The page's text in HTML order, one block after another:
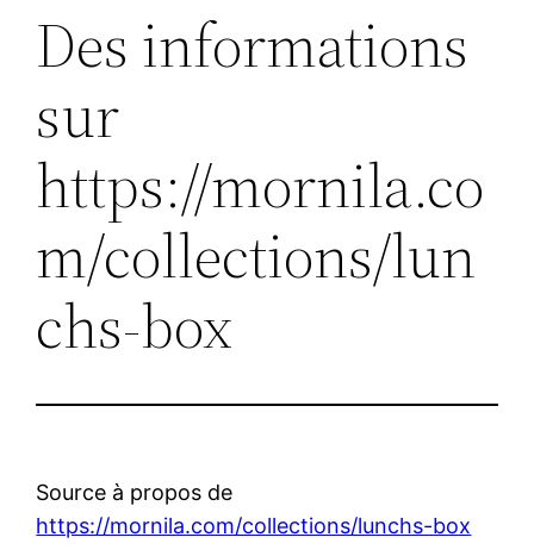
Des informations
sur
https://mornila.co
m/collections/lun
chs-box
Source à propos de
https://mornila.com/collections/lunchs-box